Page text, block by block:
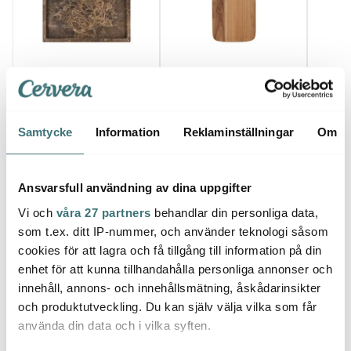
Samtycke Information Reklaminställningar Om
Ansvarsfull användning av dina uppgifter
Vi och våra 27 partners behandlar din personliga data,
som t.ex. ditt IP-nummer, och använder teknologi såsom
cookies för att lagra och få tillgång till information på din
enhet för att kunna tillhandahålla personliga annonser och
innehåll, annons- och innehållsmätning, åskådarinsikter
och produktutveckling. Du kan själv välja vilka som får
använda din data och i vilka syften.
House Doctor
Able marmorfat 24x14
325 kr 469 kr
Eya Skärbräda 50x25
460 kr 67 kr
Låt dig inspireras av våra kunder